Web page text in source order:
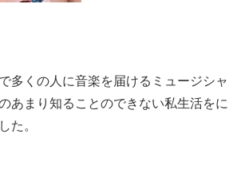
多くの人に音楽を届けるミュージシャ
あまり知ることのできない私生活をに
た。